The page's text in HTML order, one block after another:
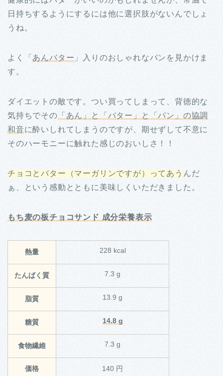
日持ちするようにするには他に選択肢がないんでしょ
うね。
よく「 あんバター 」入りのおしゃれなパンを見かけま
す。
ダイエットの敵です。つい買ってしまって、背徳的な
気持ちでその 「あん」と「バター」と「パン」の協調
和音に酔いしれてしまうのですが、期せずして不意に
そのハーモニーに触れた感じのおいしさ！！
チョコとバター（マーガリンですが）ってあう んだ
ぁ、という感動とともに美味しくいただきました。
もち麦の板チョコサンド 成分栄養表示
熱量 228 kcal
たんぱく質 7.3 g
脂質 13.9 g
糖質 14.8 g
食物繊維 7.3 g
価格 140 円